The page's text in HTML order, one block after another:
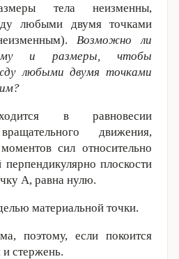
тела неизменны,
любыми двумя точками
Возможно ли
и размеры, чтобы
любыми двумя точками
в равновесии
движения,
сил относительно
плоскости
A, равна нулю.
материальной точки.
поэтому, если покоится
и стержень.